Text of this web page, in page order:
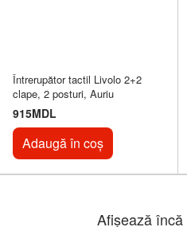
Întrerupător tactil Livolo 2+2
clape, 2 posturi, Auriu
915MDL
Adaugă în coș
Afișează